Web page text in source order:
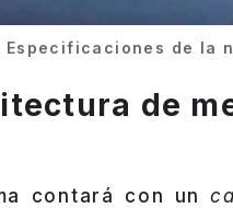
Especificaciones de la
de
contará con un